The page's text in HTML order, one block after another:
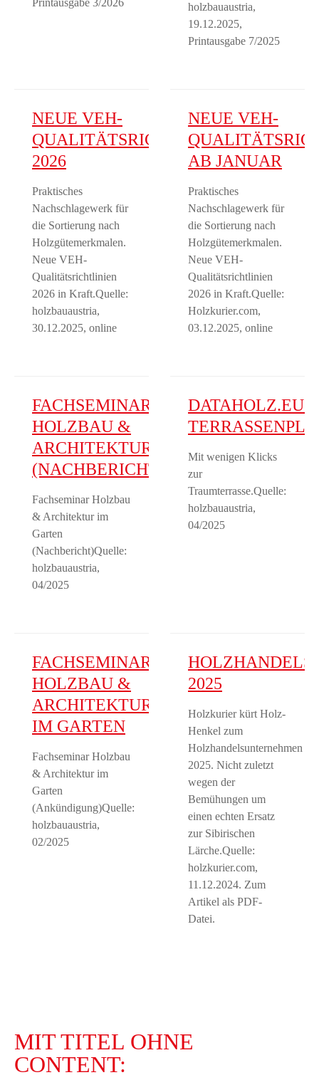
Printausgabe 3/2026
holzbauaustria,
19.12.2025,
Printausgabe 7/2025
NEUE VEH-
QUALITÄTSRICHTLINIEN
2026
Praktisches
Nachschlagewerk für
die Sortierung nach
Holzgütemerkmalen.
Neue VEH-
Qualitätsrichtlinien
2026 in Kraft.Quelle:
holzbauaustria,
30.12.2025, online
NEUE VEH-
AB JANUAR
Praktisches
Nachschlagewerk für
die Sortierung nach
Holzgütemerkmalen.
Neue VEH-
Qualitätsrichtlinien
2026 in Kraft.Quelle:
Holzkurier.com,
03.12.2025, online
FACHSEMINAR
HOLZBAU &
ARCHITEKTUR
(NACHBERICHT)
Fachseminar Holzbau
& Architektur im
Garten
(Nachbericht)Quelle:
holzbauaustria,
04/2025
DATAHOLZ.EU –
Mit wenigen Klicks
zur
Traumterrasse.Quelle:
holzbauaustria,
04/2025
FACHSEMINAR
HOLZBAU &
ARCHITEKTUR
IM GARTEN
Fachseminar Holzbau
& Architektur im
Garten
(Ankündigung)Quelle:
holzbauaustria,
02/2025
2025
Holzkurier kürt Holz-
Henkel zum
Holzhandelsunternehmen
2025. Nicht zuletzt
wegen der
Bemühungen um
einen echten Ersatz
zur Sibirischen
Lärche.Quelle:
holzkurier.com,
11.12.2024. Zum
Artikel als PDF-
Datei.
MIT TITEL OHNE
CONTENT: